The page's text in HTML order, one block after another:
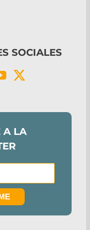
SOCIALES
A LA